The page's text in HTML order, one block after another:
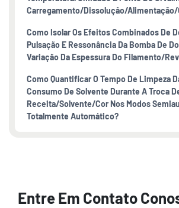
Carregamento/dissolução/
Como Isolar Os Efeitos Combinados De
Pulsação E Ressonância Da Bomba De
Variação Da Espessura Do Filamento/
Como Quantificar O Tempo De Limpeza
Consumo De Solvente Durante A Troca
Receita/solvente/cor Nos Modos
Totalmente Automático?
Entre Em Contato